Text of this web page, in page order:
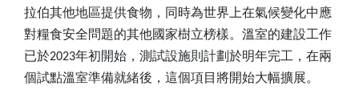
拉伯其他地區提供食物，同時為世界上在氣候變化中應
對糧食安全問題的其他國家樹立榜樣。溫室的建設工作
已於2023年初開始，測試設施則計劃於明年完工，在兩
個試點溫室準備就緒後，這個項目將開始大幅擴展。